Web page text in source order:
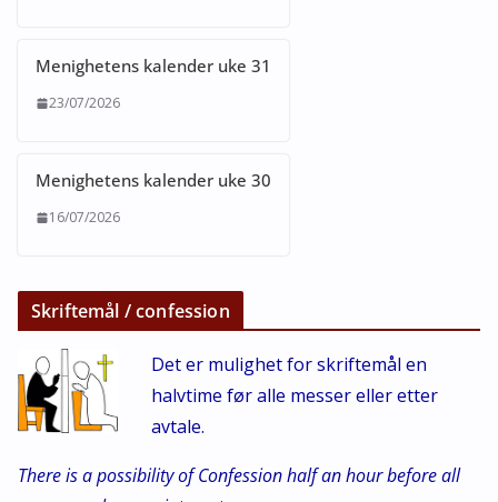
Menighetens kalender uke 31
23/07/2026
Menighetens kalender uke 30
16/07/2026
Skriftemål / confession
Det er mulighet for skriftemål en
halvtime før alle messer eller etter
avtale.
There is a possibility of Confession half an hour before all